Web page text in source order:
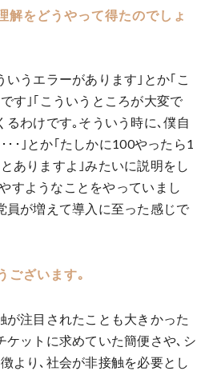
解をどうやって得たのでしょ
いうエラーがあります｣とか｢こ
す｣｢こういうところが大変で
るわけです｡そういう時に､僕自
･･｣とか｢たしかに100やったら1
ありますよ｣みたいに説明をし
すようなことをやっていまし
員が増えて導入に至った感じで
ございます｡
が注目されたことも大きかった
ケットに求めていた簡便さや､シ
より､社会が非接触を必要とし